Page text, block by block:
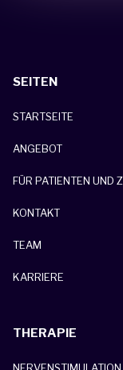
SEITEN
STARTSEITE
ANGEBOT
FÜR PATIENTEN UND
KONTAKT
TEAM
KARRIERE
THERAPIE